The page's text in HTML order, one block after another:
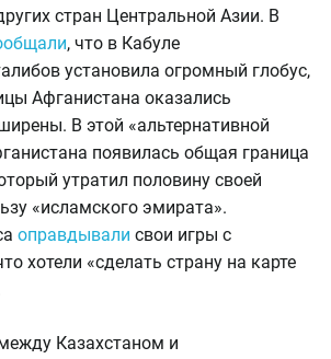
стран Центральной Азии. В
, что в Кабуле
установила огромный глобус,
Афганистана оказались
В этой «альтернативной
появилась общая граница
утратил половину своей
«исламского эмирата».
оправдывали свои игры с
хотели «сделать страну на карте
Казахстаном и